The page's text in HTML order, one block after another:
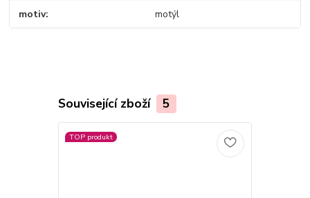
motiv motýl
Související zboží 5
TOP produkt